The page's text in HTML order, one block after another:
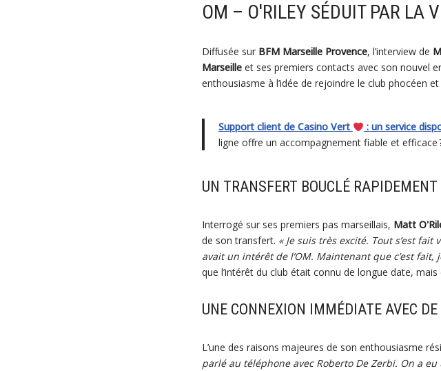
OM – O'RILEY SÉDUIT PAR LA
Diffusée sur BFM Marseille Provence, l’interview de
Marseilleet ses premiers contacts avec son nouvel
enthousiasme à l’idée de rejoindre le club phocéen
Support client de Casino Vert : un service
ligne offre un accompagnement fiable et efficace
UN TRANSFERT BOUCLÉ RAPIDEMENT
Interrogé sur ses premiers pas marseillais, Matt
de son transfert. « Je suis très excité. Tout s’est
avait un intérêt de l’OM. Maintenant que c’est fait,
que l’intérêt du club était connu de longue date,
UNE CONNEXION IMMÉDIATE AVEC DE
L’une des raisons majeures de son enthousiasme
parlé au téléphone avec Roberto De Zerbi. On a